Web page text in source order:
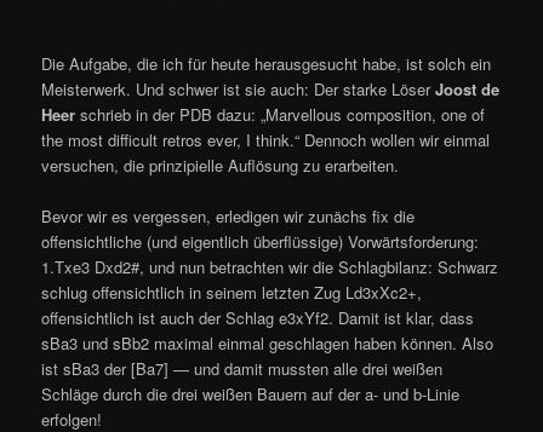
Die Aufgabe, die ich für heute herausgesucht habe, ist solch ein
Meisterwerk. Und schwer ist sie auch: Der starke LöserJoost de
Heer schrieb in der PDB dazu: „Marvellous composition, one of
the most difficult retros ever, I think.“ Dennoch wollen wir einmal
versuchen, die prinzipielle Auflösung zu erarbeiten.
Bevor wir es vergessen, erledigen wir zunächs fix die
offensichtliche (und eigentlich überflüssige) Vorwärtsforderung:
1.Txe3 Dxd2#, und nun betrachten wir die Schlagbilanz: Schwarz
schlug offensichtlich in seinem letzten Zug Ld3xXc2+,
offensichtlich ist auch der Schlag e3xYf2. Damit ist klar, dass
sBa3 und sBb2 maximal einmal geschlagen haben können. Also
ist sBa3 der [Ba7] — und damit mussten alle drei weißen
Schläge durch die drei weißen Bauern auf der a- und b-Linie
erfolgen!